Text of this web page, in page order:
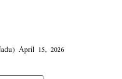
April 15, 2026